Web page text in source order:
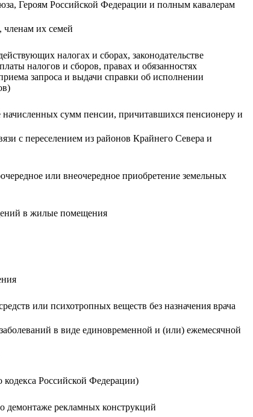
Героям Российской Федерации и полным кавалерам
членам их семей
налогах и сборах, законодательстве
налогов и сборов, правах и обязанностях
запроса и выдачи справки об исполнении
сумм пенсии, причитавшихся пенсионеру и
с переселением из районов Крайнего Севера и
или внеочередное приобретение земельных
в жилые помещения
или психотропных веществ без назначения врача
в виде единовременной и (или) ежемесячной
кодекса Российской Федерации)
демонтаже рекламных конструкций